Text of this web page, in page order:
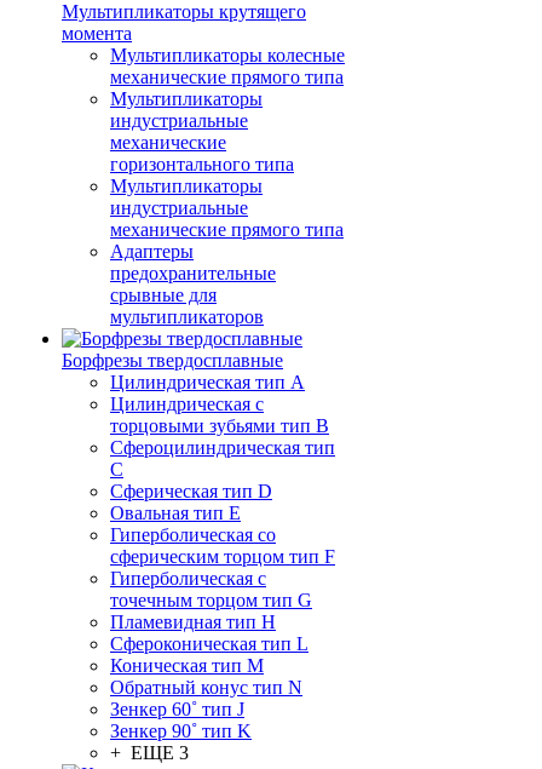
Мультипликаторы крутящего
момента
Мультипликаторы колесные
механические прямого типа
Мультипликаторы
индустриальные
механические
горизонтального типа
Мультипликаторы
индустриальные
механические прямого типа
Адаптеры
предохранительные
срывные для
мультипликаторов
Борфрезы твердосплавные
Цилиндрическая тип A
Цилиндрическая с
торцовыми зубьями тип B
Сфероцилиндрическая тип
C
Сферическая тип D
Овальная тип E
Гиперболическая со
сферическим торцом тип F
Гиперболическая с
точечным торцом тип G
Пламевидная тип H
Сфероконическая тип L
Коническая тип M
Обратный конус тип N
Зенкер 60˚ тип J
Зенкер 90˚ тип K
+ ЕЩЕ 3